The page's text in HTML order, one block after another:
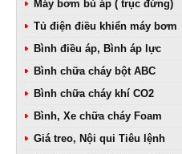
Máy bơm bù áp ( trục đứng)
Tủ điện điều khiển máy bơm
Bình điều áp, Bình áp lực
Bình chữa cháy bột ABC
Bình chữa cháy khí CO2
Bình, Xe chữa cháy Foam
Giá treo, Nội qui Tiêu lệnh